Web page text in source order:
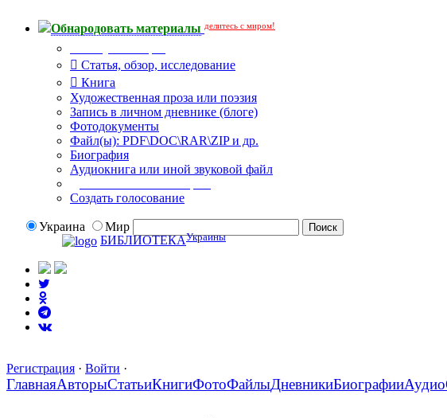
Обнародовать материалы делитесь с миром!
Статья, обзор, исследование
Книга
Художественная проза или поэзия
Запись в личном дневнике (блоге)
Фотодокументы
Файл(ы): PDF\DOC\RAR\ZIP и др.
Биография
Аудиокнига или иной звуковой файл
Создать голосование
Украина
Мир
БИБЛИОТЕКАУкраины
Регистрация · Войти ·
ГлавнаяАвторыСтатьиКнигиФотоФайлыДневникиБиографииАудио